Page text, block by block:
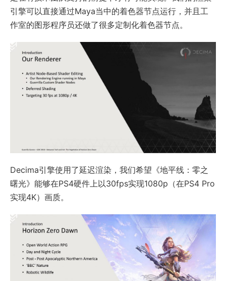
引擎可以直接通过Maya当中的着色器节点运行，并且工
作室的图形程序员还做了很多定制化着色器节点。
Decima引擎使用了延迟渲染，我们希望《地平线：零之
曙光》能够在PS4硬件上以30fps实现1080p（在PS4 Pro
实现4K）画质。